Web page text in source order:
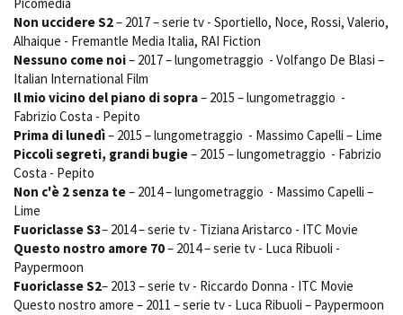
Picomedia
Non uccidere S2– 2017 – serie tv - Sportiello, Noce, Rossi, Valerio,
Alhaique - Fremantle Media Italia, RAI Fiction
Nessuno come noi– 2017 – lungometraggio - Volfango De Blasi –
Italian International Film
Il mio vicino del piano di sopra– 2015 – lungometraggio -
Fabrizio Costa - Pepito
Prima di lunedì– 2015 – lungometraggio - Massimo Capelli – Lime
Piccoli segreti, grandi bugie– 2015 – lungometraggio - Fabrizio
Costa - Pepito
Non c'è 2 senza te– 2014 – lungometraggio - Massimo Capelli –
Lime
Fuoriclasse S3– 2014 – serie tv - Tiziana Aristarco - ITC Movie
Questo nostro amore 70– 2014 – serie tv - Luca Ribuoli -
Paypermoon
Fuoriclasse S2– 2013 – serie tv - Riccardo Donna - ITC Movie
Questo nostro amore – 2011 – serie tv - Luca Ribuoli – Paypermoon